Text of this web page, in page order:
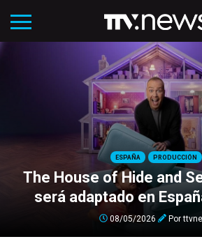
ESPAÑA PRODUCCIÓN
The House of Hide and
será adaptado en
08/05/2026 Por